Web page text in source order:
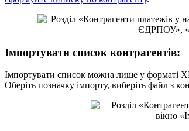
Імпортувати список контрагентів:
Імпортувати список можна лише у форматі
Оберіть позначку імпорту, виберіть файл з кон